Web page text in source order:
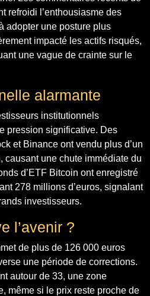
refroidi l’enthousiasme des
adopter une posture plus
impacté les actifs risqués,
une vague de crainte sur le
alarmante
institutionnels
pression significative. Des
et Binance ont vendu plus d’un
causant une chute immédiate du
d’ETF Bitcoin ont enregistré
278 millions d’euros, signalant
investisseurs.
l’avenir ?
de plus de 126 000 euros
une période de corrections.
autour de 33, une zone
même si le prix reste proche de